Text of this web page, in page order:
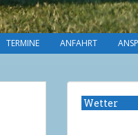
TERMINE ANFAHRT
Wetter